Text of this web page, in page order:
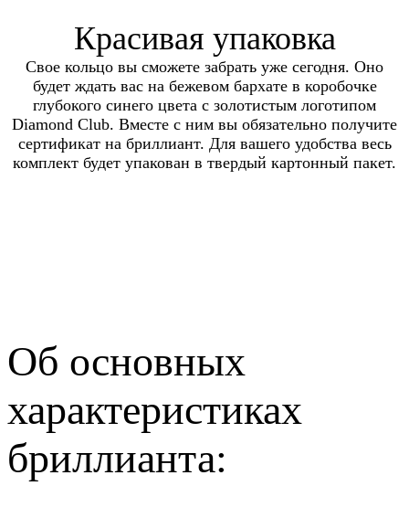
Красивая упаковка
Свое кольцо вы сможете забрать уже сегодня. Оно
будет ждать вас на бежевом бархате в коробочке
глубокого синего цвета с золотистым логотипом
Diamond Club. Вместе с ним вы обязательно получите
сертификат на бриллиант. Для вашего удобства весь
комплект будет упакован в твердый картонный пакет.
Об основных
характеристиках
бриллианта: